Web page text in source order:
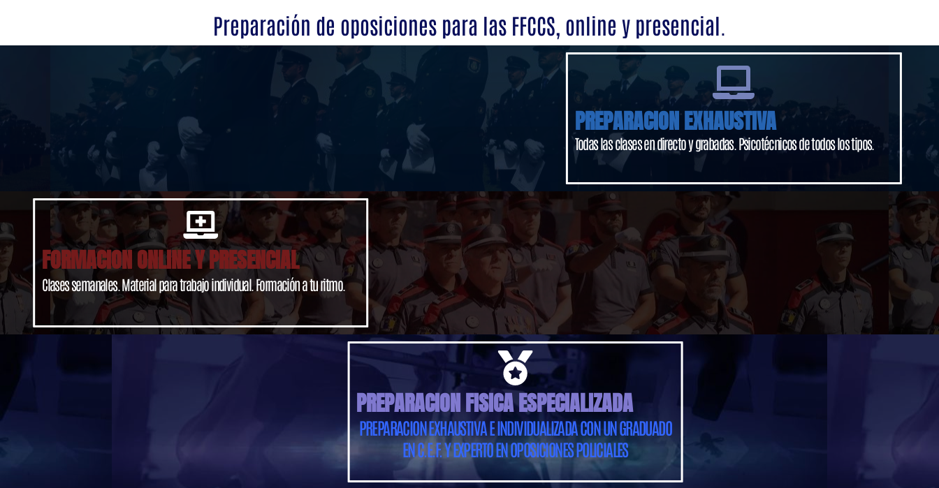
Preparación de oposiciones para las FFCCS, online y presencial.
PREPARACION EXHAUSTIVA
Todas las clases en directo y grabadas. Psicotécnicos de todos los tipos.
FORMACION ONLINE Y PRESENCIAL
Clases semanales. Material para trabajo individual. Formación a tu ritmo.
PREPARACION FISICA ESPECIALIZADA
PREPARACION EXHAUSTIVA E INDIVIDUALIZADA CON UN GRADUADO
EN C.E.F. Y EXPERTO EN OPOSICIONES POLICIALES